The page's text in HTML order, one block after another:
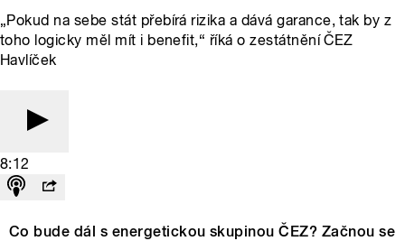
„Pokud na sebe stát přebírá rizika a dává garance, tak by z
toho logicky měl mít i benefit,“ říká o zestátnění ČEZ
Havlíček
8:12
Co bude dál s energetickou skupinou ČEZ? Začnou se